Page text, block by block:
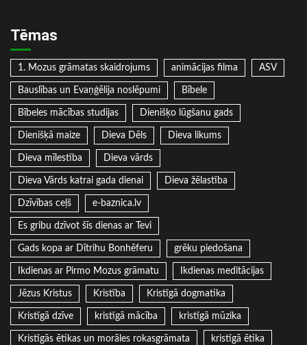
Tēmas
1. Mozus grāmatas skaidrojums animācijas filma ASV
Bauslības un Evaņģēlija noslēpumi Bībele
Bībeles mācības studijas Dienišķo lūgšanu gads
Dienišķā maize Dieva Dēls Dieva likums
Dieva mīlestība Dieva vārds
Dieva Vārds katrai gada dienai Dieva žēlastība
Dzīvības ceļš e-baznica.lv
Es gribu dzīvot šīs dienas ar Tevi
Gads kopa ar Dītrihu Bonhēferu grēku piedošana
Ikdienas ar Pirmo Mozus grāmatu Ikdienas meditācijas
Jēzus Kristus Kristība Kristīgā dogmatika
Kristīgā dzīve kristīgā mācība kristīgā mūzika
Kristīgās ētikas un morāles rokasgrāmata kristīgā ētika